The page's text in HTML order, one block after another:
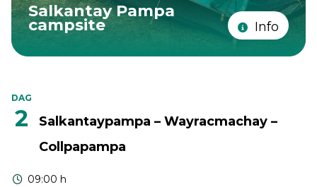
Salkantay Pampa
campsite Info
DAG
2
Salkantaypampa – Wayracmachay –
Collpapampa
09:00 h